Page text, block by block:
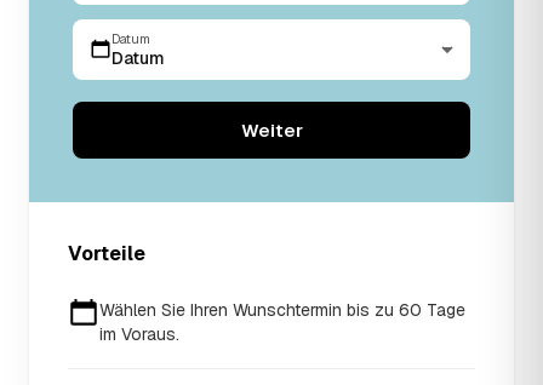
Datum
Datum
Weiter
Vorteile
Wählen Sie Ihren Wunschtermin bis zu 60 Tage
im Voraus.